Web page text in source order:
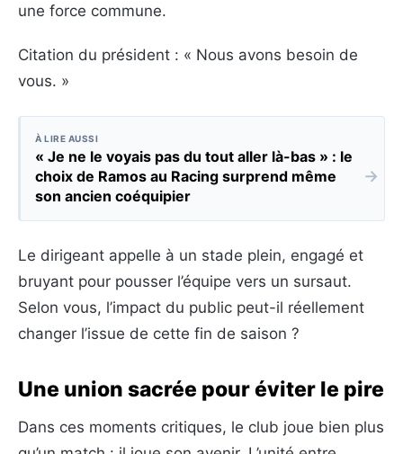
une force commune.
Citation du président : « Nous avons besoin de
vous. »
À LIRE AUSSI
« Je ne le voyais pas du tout aller là-bas » : le
choix de Ramos au Racing surprend même
son ancien coéquipier
→
Le dirigeant appelle à un stade plein, engagé et
bruyant pour pousser l’équipe vers un sursaut.
Selon vous, l’impact du public peut-il réellement
changer l’issue de cette fin de saison ?
Une union sacrée pour éviter le pire
Dans ces moments critiques, le club joue bien plus